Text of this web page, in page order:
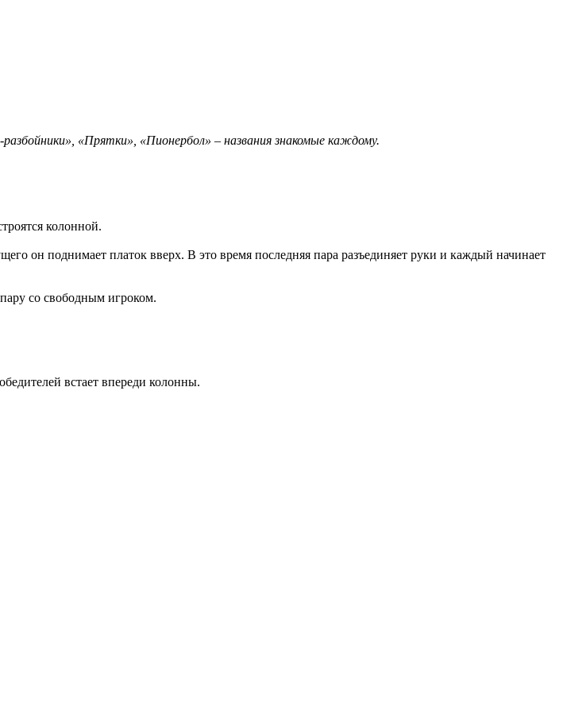
«Прятки», «Пионербол» – названия знакомые каждому.
колонной.
он поднимает платок вверх. В это время последняя пара разъединяет руки и каждый начинает
со свободным игроком.
встает впереди колонны.